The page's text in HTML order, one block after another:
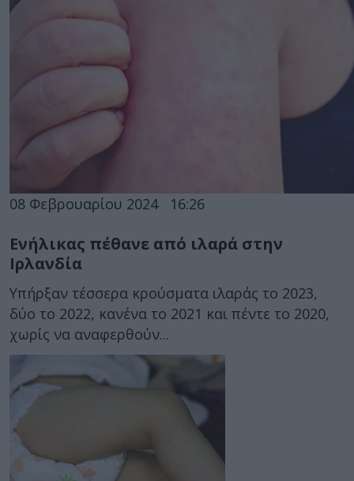
08 Φεβρουαρίου 2024 16:26
Ενήλικας πέθανε από ιλαρά στην
Ιρλανδία
Υπήρξαν τέσσερα κρούσματα ιλαράς το 2023,
δύο το 2022, κανένα το 2021 και πέντε το 2020,
χωρίς να αναφερθούν...